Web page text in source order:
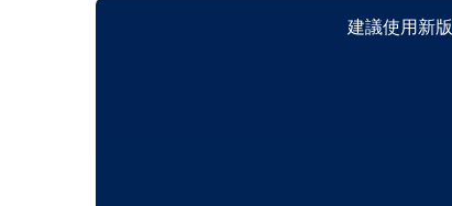
建議使用新版